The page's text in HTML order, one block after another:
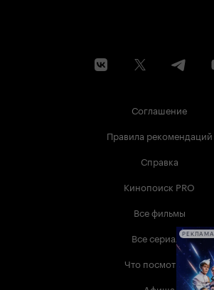
Соглашение
Правила рекомендаций
Справка
Кинопоиск PRO
Все фильмы
Все сериалы
Что посмотреть
РЕКЛАМА